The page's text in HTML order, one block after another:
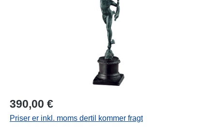
390,00 €
Priser er inkl. moms dertil kommer fragt